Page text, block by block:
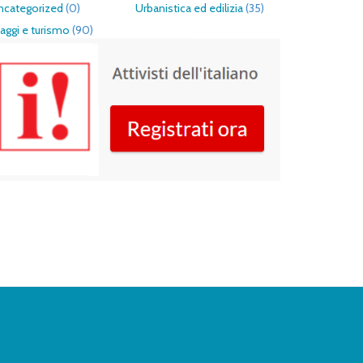
(0) Urbanistica ed edilizia(35)
e turismo (90)